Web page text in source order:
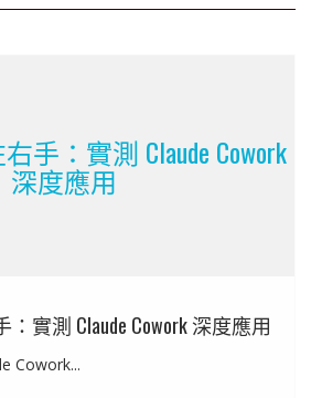
手：實測 Claude Cowork
深度應用
實測 Claude Cowork 深度應用
Cowork...